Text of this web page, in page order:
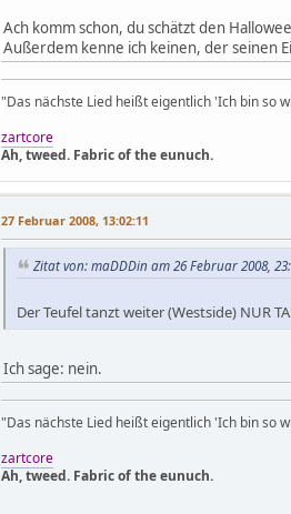
Ach komm schon, du schätzt den
Außerdem kenne ich keinen, der seinen
"Das nächste Lied heißt eigentlich 'Ich bin so
zartcore
Ah, tweed. Fabric of the eunuch.
27 Februar 2008, 13:02:11
Zitat von: maDDDin am 26 Februar 2008,
Der Teufel tanzt weiter (Westside) NUR
Ich sage: nein.
"Das nächste Lied heißt eigentlich 'Ich bin so
zartcore
Ah, tweed. Fabric of the eunuch.